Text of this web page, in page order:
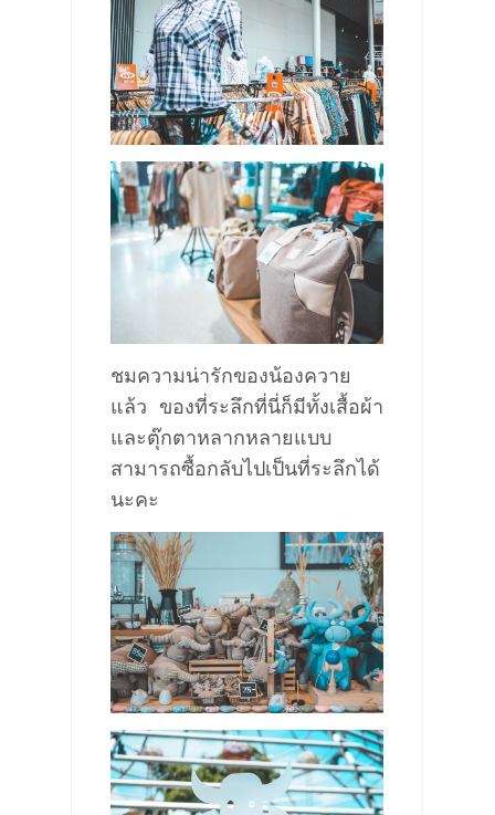
ชมความน่ารักของน้องควาย
แล้ว ของที่ระลึกที่นี่ก็มีทั้งเสื้อผ้า
และตุ๊กตาหลากหลายแบบ
สามารถซื้อกลับไปเป็นที่ระลึกได้
นะคะ